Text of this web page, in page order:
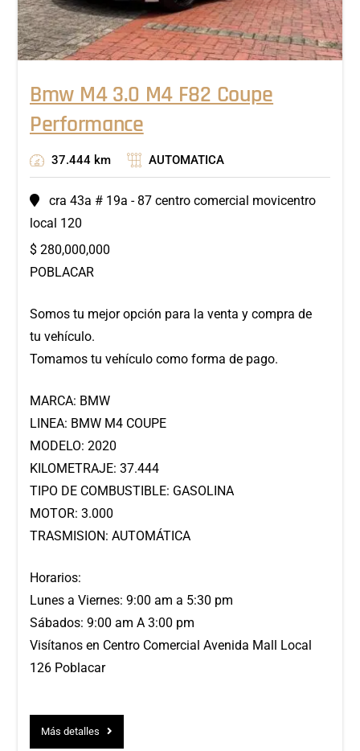
Bmw M4 3.0 M4 F82 Coupe
Performance
37.444 km AUTOMATICA
cra 43a # 19a - 87 centro comercial movicentro
local 120
$ 280,000,000
POBLACAR
Somos tu mejor opción para la venta y compra de
tu vehículo.
Tomamos tu vehículo como forma de pago.
MARCA: BMW
LINEA: BMW M4 COUPE
MODELO: 2020
KILOMETRAJE: 37.444
TIPO DE COMBUSTIBLE: GASOLINA
MOTOR: 3.000
TRASMISION: AUTOMÁTICA
Horarios:
Lunes a Viernes: 9:00 am a 5:30 pm
Sábados: 9:00 am A 3:00 pm
Visítanos en Centro Comercial Avenida Mall Local
126 Poblacar
Más detalles